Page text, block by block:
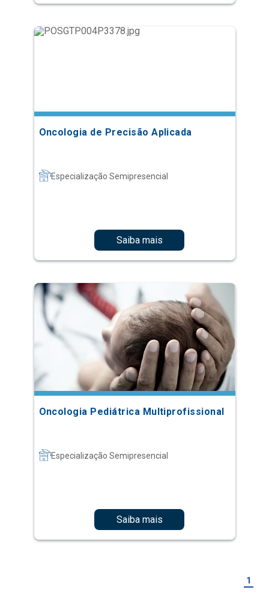
Oncologia de Precisão Aplicada
Especialização Semipresencial
Saiba mais
Oncologia Pediátrica Multiprofissional
Especialização Semipresencial
Saiba mais
1